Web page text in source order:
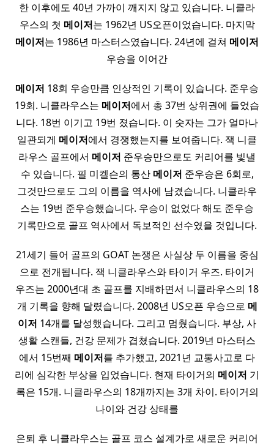
한 이후에도 40년 가까이 깨지지 않고 있습니다. 니클라
우스의 첫 메이저는 1962년 US오픈이었습니다. 마지막
메이저는 1986년 마스터스였습니다. 24년에 걸쳐 메이저
우승을 이어간
메이저 18회 우승만큼 인상적인 기록이 있습니다. 준우승
19회. 니클라우스는 메이저에서 총 37번 상위권에 들었습
니다. 18번 이기고 19번 졌습니다. 이 숫자는 그가 얼마나
일관되게 메이저에서 경쟁했는지를 보여줍니다. 잭 니클
라우스 골프에서 메이저 준우승만으로도 커리어를 빛낼
수 있습니다. 필 미켈슨의 통산 메이저 준우승은 6회로,
그것만으로도 그의 이름을 역사에 남겼습니다. 니클라우
스는 19번 준우승했습니다. 우승이 없었다 해도 준우승
기록만으로 골프 역사에서 독보적인 선수였을 것입니다.
21세기 들어 골프의 GOAT 논쟁은 사실상 두 이름을 중심
으로 전개됩니다. 잭 니클라우스와 타이거 우즈. 타이거
우즈는 2000년대 초 골프를 지배하면서 니클라우스의 18
개 기록을 향해 달렸습니다. 2008년 US오픈 우승으로 메
이저 14개를 달성했습니다. 그리고 멈췄습니다. 부상, 사
생활 스캔들, 건강 문제가 겹쳤습니다. 2019년 마스터스
에서 15번째 메이저를 추가했고, 2021년 교통사고로 다
리에 심각한 부상을 입었습니다. 현재 타이거의 메이저 기
록은 15개. 니클라우스의 18개까지는 3개 차이. 타이거의
나이와 건강 상태를
은퇴 후 니클라우스는 골프 코스 설계가로 새로운 커리어